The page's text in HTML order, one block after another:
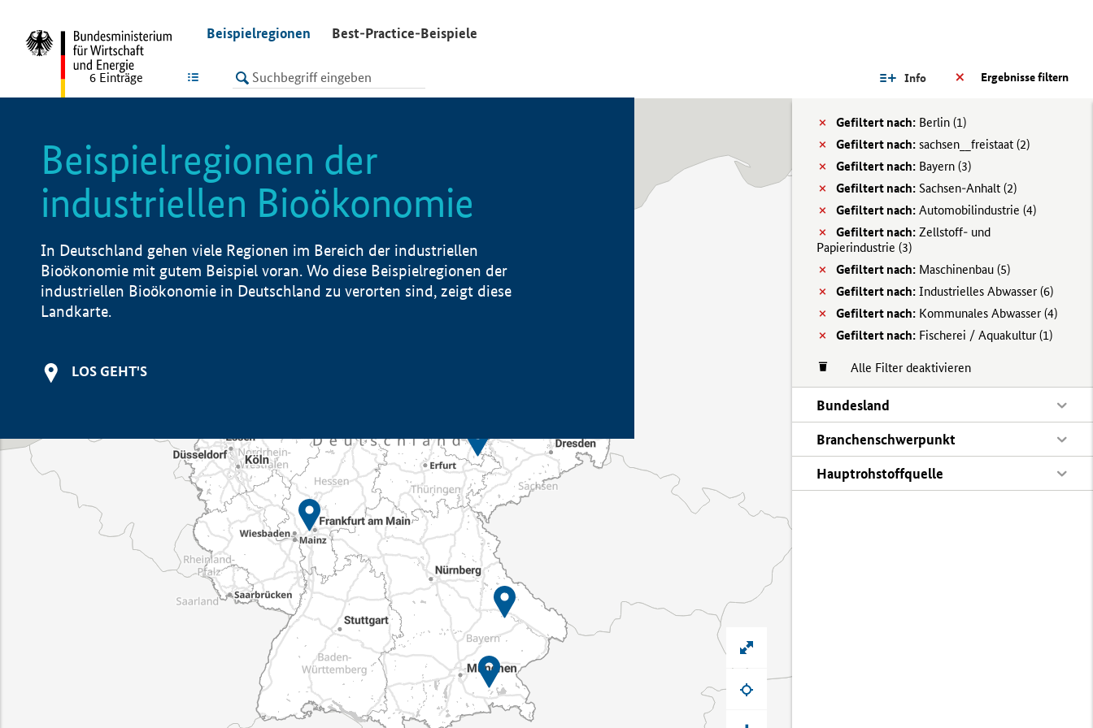
Beispielregionen Best-Practice-Beispiele
LISTE Ergebnisse filtern
Info
Gefiltert nach: Berlin (1)
Gefiltert nach: sachsen__freistaat (2)
Gefiltert nach: Bayern (3)
Gefiltert nach: Sachsen-Anhalt (2)
Gefiltert nach: Automobilindustrie (4)
Gefiltert nach: Zellstoff- und
Papierindustrie (3)
Gefiltert nach: Maschinenbau (5)
Gefiltert nach: Industrielles Abwasser (6)
Gefiltert nach: Kommunales Abwasser (4)
Gefiltert nach: Fischerei / Aquakultur (1)
Alle Filter deaktivieren
Bundesland
Branchenschwerpunkt
Hauptrohstoffquelle
6 Einträge
Beispielregionen der
industriellen Bioökonomie
In Deutschland gehen viele Regionen im Bereich der industriellen
Bioökonomie mit gutem Beispiel voran. Wo diese Beispielregionen der
industriellen Bioökonomie in Deutschland zu verorten sind, zeigt diese
Landkarte.
LOS GEHT'S